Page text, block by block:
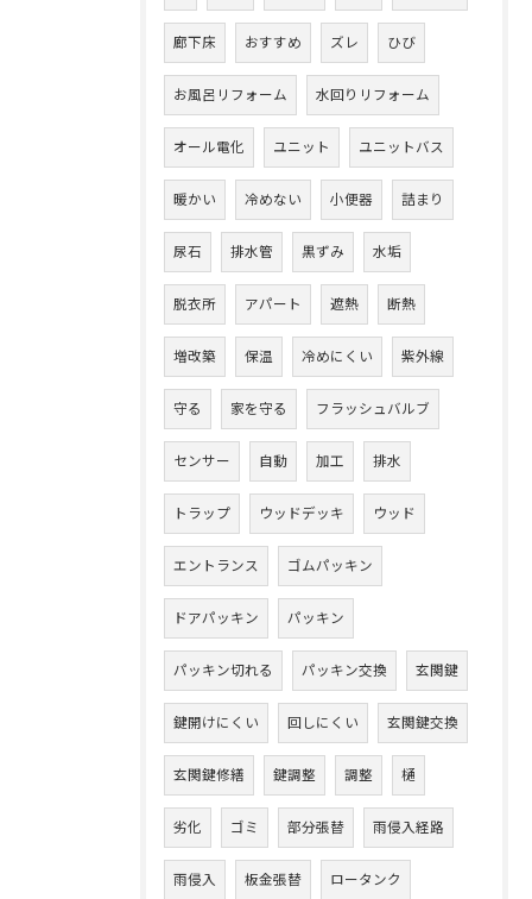
廊下床 おすすめ ズレ ひび
お風呂リフォーム 水回りリフォーム
オール電化 ユニット ユニットバス
暖かい 冷めない 小便器 詰まり
尿石 排水管 黒ずみ 水垢
脱衣所 アパート 遮熱 断熱
増改築 保温 冷めにくい 紫外線
守る 家を守る フラッシュバルブ
センサー 自動 加工 排水
トラップ ウッドデッキ ウッド
エントランス ゴムパッキン
ドアパッキン パッキン
パッキン切れる パッキン交換 玄関鍵
鍵開けにくい 回しにくい 玄関鍵交換
玄関鍵修繕 鍵調整 調整 樋
劣化 ゴミ 部分張替 雨侵入経路
雨侵入 板金張替 ロータンク